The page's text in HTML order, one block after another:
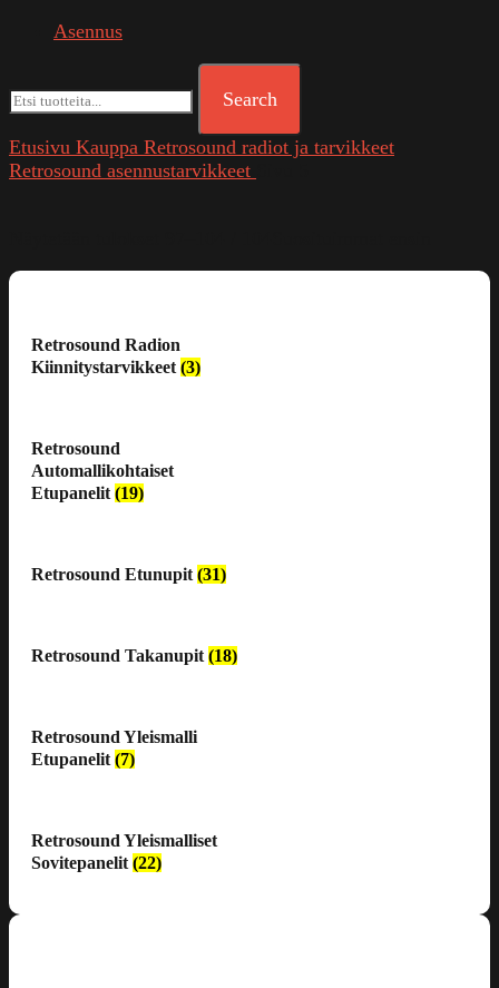
Asennus
Search
Etusivu Kauppa Retrosound radiot ja tarvikkeet
Retrosound asennustarvikkeet
Retrosound Radion
Kiinnitystarvikkeet (3)
Retrosound
Automallikohtaiset
Etupanelit (19)
Retrosound Etunupit (31)
Retrosound Takanupit (18)
Retrosound Yleismalli
Etupanelit (7)
Retrosound Yleismalliset
Sovitepanelit (22)